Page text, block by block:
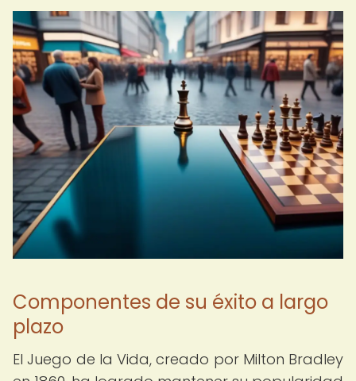
Componentes de su éxito a largo
plazo
El Juego de la Vida, creado por Milton Bradley